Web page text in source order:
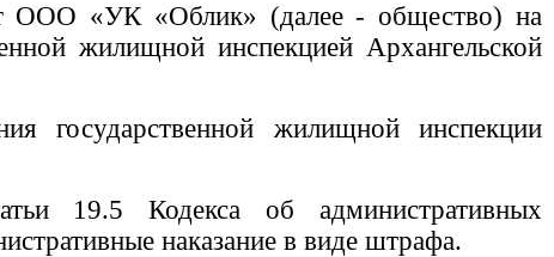
ООО «УК «Облик» (далее - общество) на
жилищной инспекцией Архангельской
государственной жилищной инспекции
19.5 Кодекса об административных
наказание в виде штрафа.